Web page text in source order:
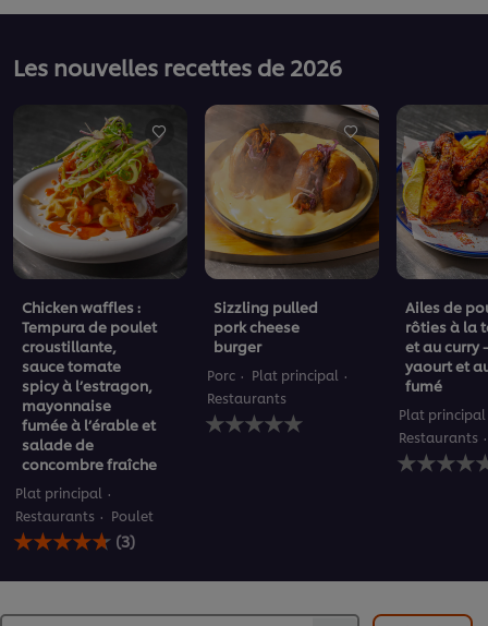
Les nouvelles recettes de 2026
Chicken waffles :
Tempura de poulet
croustillante,
sauce tomate
spicy à l’estragon,
mayonnaise
fumée à l’érable et
salade de
concombre fraîche
Plat principal
Restaurants
Poulet
La
note
ce
(3)
Sizzling pulled
pork cheese
burger
Porc
Plat principal
Restaurants
Aucune
évaluation
Ailes de
rôties à la
et au curry
yaourt et
fumé
Plat principal
Restaurants
Aucune
évaluation